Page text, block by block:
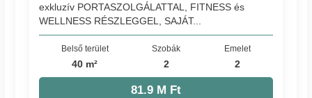
exkluzív PORTASZOLGÁLATTAL, FITNESS és
WELLNESS RÉSZLEGGEL, SAJÁT...
Belső terület
40 m²
Szobák
2
Emelet
2
81.9 M Ft